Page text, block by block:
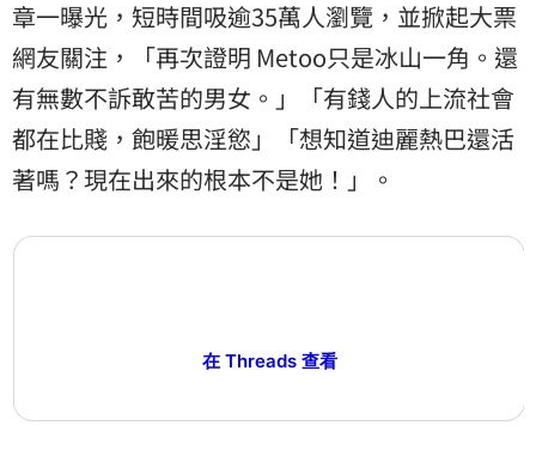
章一曝光，短時間吸逾35萬人瀏覽，並掀起大票
網友關注，「再次證明 Metoo只是冰山一角。還
有無數不訴敢苦的男女。」「有錢人的上流社會
都在比賤，飽暖思淫慾」「想知道迪麗熱巴還活
著嗎？現在出來的根本不是她！」。
在 Threads 查看